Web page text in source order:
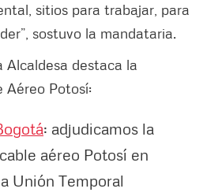
sitios para trabajar, para
sostuvo la mandataria.
Alcaldesa destaca la
Aéreo Potosí:
: adjudicamos la
aéreo Potosí en
Unión Temporal